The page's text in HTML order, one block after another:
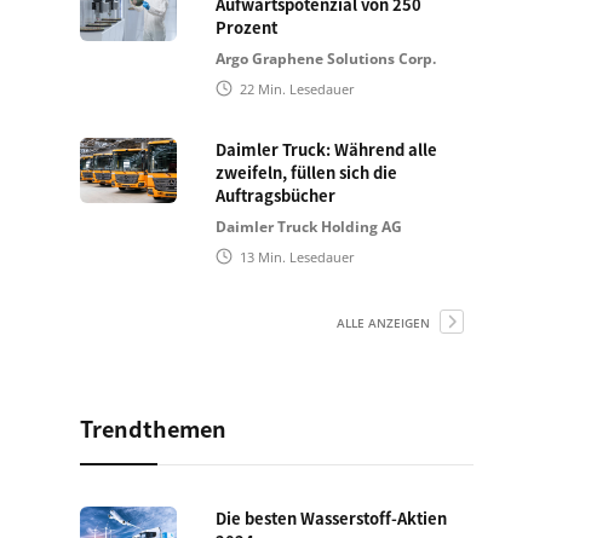
Prozent
Argo Graphene Solutions Corp.
22 Min. Lesedauer
Daimler Truck: Während alle
zweifeln, füllen sich die
Auftragsbücher
Daimler Truck Holding AG
13 Min. Lesedauer
ALLE ANZEIGEN
Trendthemen
Die besten Wasserstoff-Aktien